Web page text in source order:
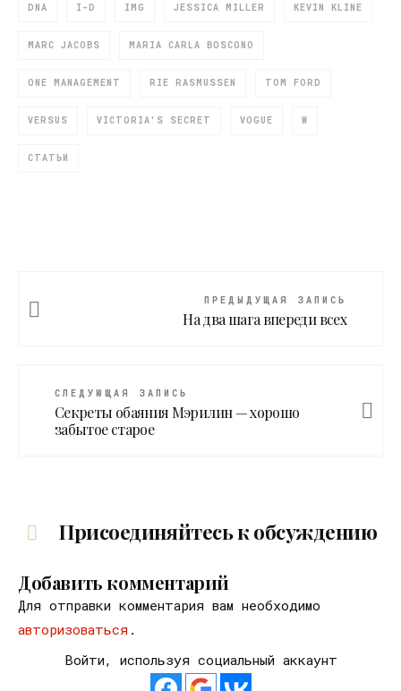
DNA I-D IMG JESSICA MILLER KEVIN KLINE
MARC JACOBS MARIA CARLA BOSCONO
ONE MANAGEMENT RIE RASMUSSEN TOM FORD
VERSUS VICTORIA'S SECRET VOGUE W
СТАТЬИ
ПРЕДЫДУЩАЯ ЗАПИСЬ
На два шага впереди всех
СЛЕДУЮЩАЯ ЗАПИСЬ
Секреты обаяния Мэрилин — хорошо
забытое старое
Присоединяйтесь к обсуждению
Добавить комментарий
Для отправки комментария вам необходимо
авторизоваться .
Войти, используя социальный аккаунт